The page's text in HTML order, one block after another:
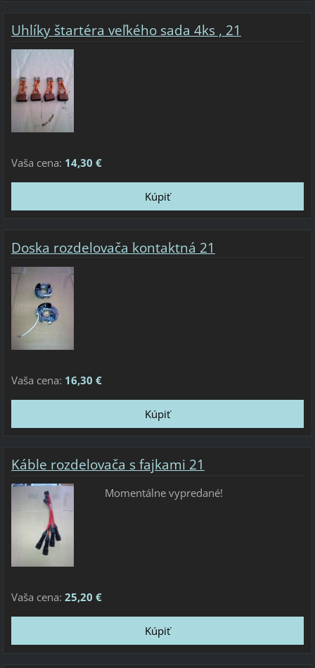
Uhlíky štartéra veľkého sada 4ks , 21
Vaša cena: 14,30 €
Doska rozdelovača kontaktná 21
Vaša cena: 16,30 €
Káble rozdelovača s fajkami 21
Momentálne vypredané!
Vaša cena: 25,20 €